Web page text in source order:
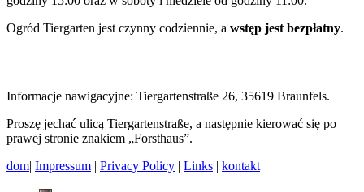
Ogród Tiergarten jest czynny codziennie, a wstęp jest bezpłatny.
Informacje nawigacyjne: Tiergartenstraße 26, 35619 Braunfels.
Proszę jechać ulicą Tiergartenstraße, a następnie kierować się po
prawej stronie znakiem „Forsthaus”.
dom| Impressum | Privacy Policy | Links | kontakt